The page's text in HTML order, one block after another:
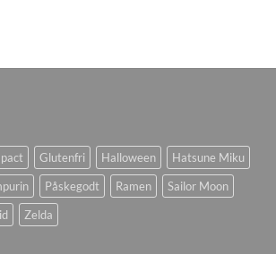
Glutenfri Halloween
Hatsune Miku
Påskegodt Ramen
Sailor Moon
Zelda